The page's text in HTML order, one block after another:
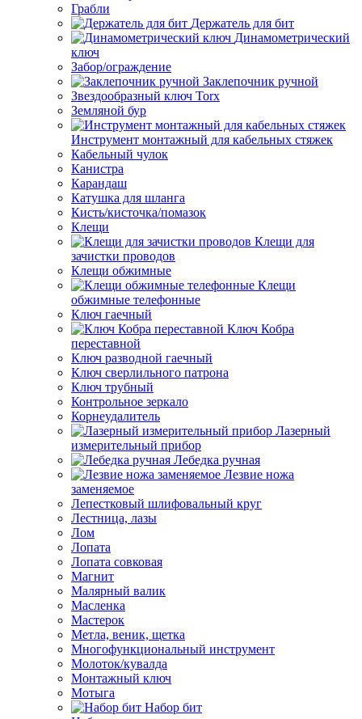
Грабли
Держатель для бит
Динамометрический
ключ
Забор/ограждение
Заклепочник ручной
Звездообразный ключ Torx
Земляной бур
Инструмент монтажный для кабельных стяжек
Кабельный чулок
Канистра
Карандаш
Катушка для шланга
Кисть/кисточка/помазок
Клещи
Клещи для
зачистки проводов
Клещи обжимные
Клещи
обжимные телефонные
Ключ гаечный
Ключ Кобра
переставной
Ключ разводной гаечный
Ключ сверлильного патрона
Ключ трубный
Контрольное зеркало
Корнеудалитель
Лазерный
измерительный прибор
Лебедка ручная
Лезвие ножа
заменяемое
Лепестковый шлифовальный круг
Лестница, лазы
Лом
Лопата
Лопата совковая
Магнит
Малярный валик
Масленка
Мастерок
Метла, веник, щетка
Многофункциональный инструмент
Молоток/кувалда
Монтажный ключ
Мотыга
Набор бит